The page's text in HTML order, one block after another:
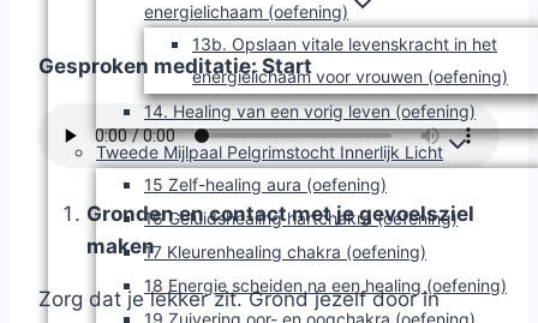
energielichaam (oefening)
13b. Opslaan vitale levenskracht in het
energielichaam voor vrouwen (oefening)
14. Healing van een vorig leven (oefening)
Tweede Mijlpaal Pelgrimstocht Innerlijk Licht
15 Zelf-healing aura (oefening)
16 Geluidshealing hartchakra (oefening)
17 Kleurenhealing chakra (oefening)
18 Energie scheiden na een healing (oefening)
19 Zuivering oor- en oogchakra (oefening)
Gesproken meditatie: Start
Gronden en contact met je gevoelsziel
maken
Zorg dat je lekker zit. Grond jezelf door in